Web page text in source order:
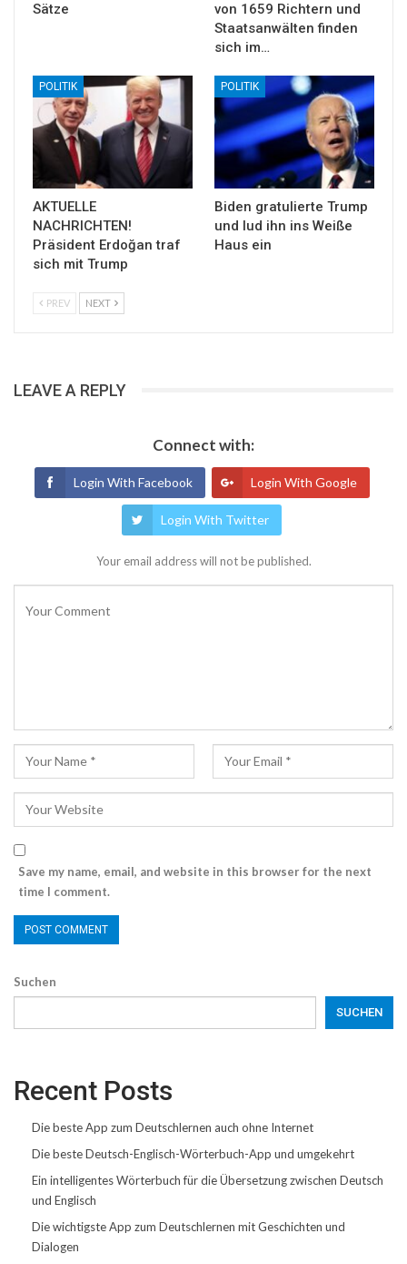
Sätze
von 1659 Richtern und
Staatsanwälten finden
sich im…
POLITIK
AKTUELLE
NACHRICHTEN!
Präsident Erdoğan traf
sich mit Trump
POLITIK
Biden gratulierte Trump
und lud ihn ins Weiße
Haus ein
PREV NEXT
LEAVE A REPLY
Connect with:
Login With Facebook Login With Google
Login With Twitter
Your email address will not be published.
Save my name, email, and website in this browser for the next
time I comment.
Suchen
SUCHEN
Recent Posts
Die beste App zum Deutschlernen auch ohne Internet
Die beste Deutsch-Englisch-Wörterbuch-App und umgekehrt
Ein intelligentes Wörterbuch für die Übersetzung zwischen Deutsch
und Englisch
Die wichtigste App zum Deutschlernen mit Geschichten und
Dialogen